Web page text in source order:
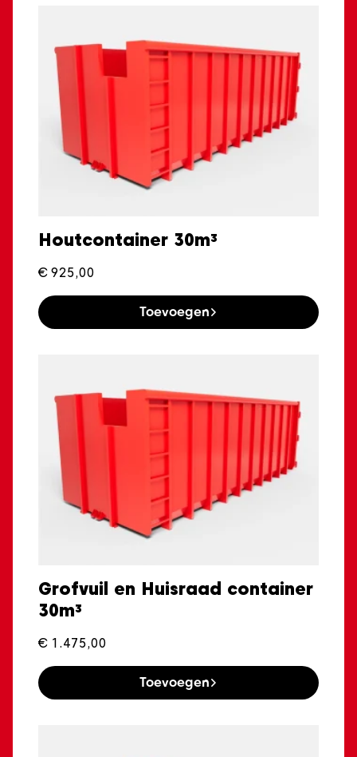
Houtcontainer 30m³
€ 925,00
Toevoegen
Grofvuil en Huisraad container
30m³
€ 1.475,00
Toevoegen